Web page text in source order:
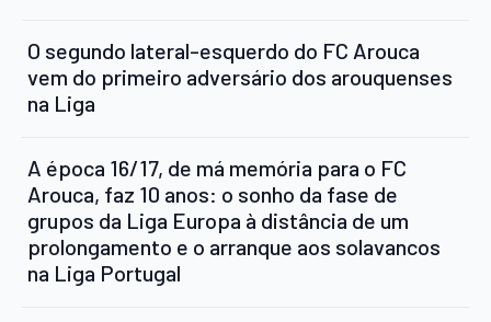
O segundo lateral-esquerdo do FC Arouca
vem do primeiro adversário dos arouquenses
na Liga
A época 16/17, de má memória para o FC
Arouca, faz 10 anos: o sonho da fase de
grupos da Liga Europa à distância de um
prolongamento e o arranque aos solavancos
na Liga Portugal